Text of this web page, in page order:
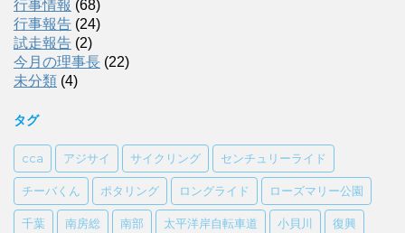
行事情報 (68)
行事報告 (24)
試走報告 (2)
今月の理事長 (22)
未分類 (4)
タグ
cca アジサイ サイクリング センチュリーライド
チーバくん ポタリング ロングライド ローズマリー公園
千葉 南房総 南部 太平洋岸自転車道 小貝川 復興